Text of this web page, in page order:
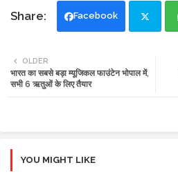
Facebook
tte
OLDER
भारत का सबसे बड़ा म्यूजिकल फाउंटेन भोपाल में,
सभी 6 ऋतुओं के लिए तैयार
YOU MIGHT LIKE